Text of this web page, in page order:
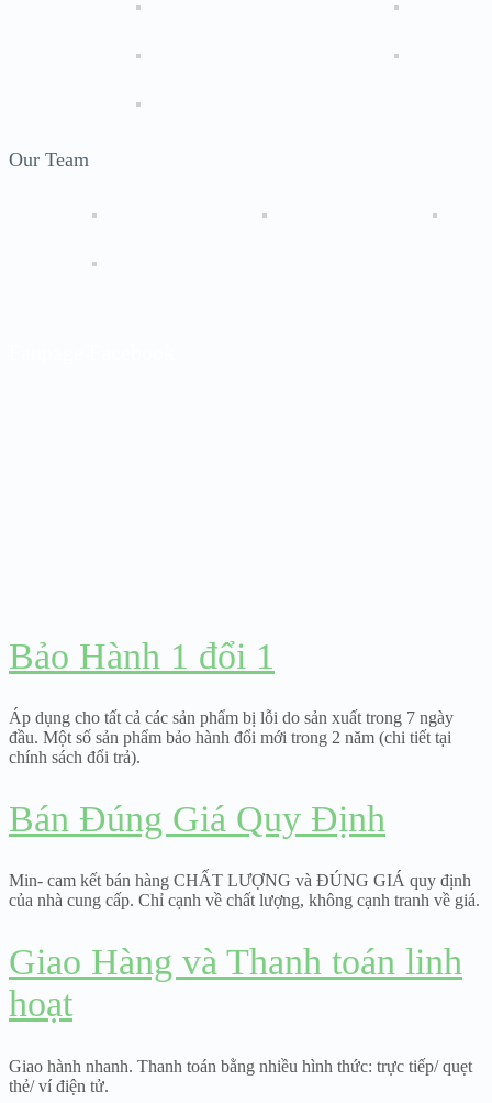
Our Team
Bảo Hành 1 đổi 1
Áp dụng cho tất cả các sản phẩm bị lỗi do sản xuất trong 7 ngày
đầu. Một số sản phẩm bảo hành đổi mới trong 2 năm (chi tiết tại
chính sách đổi trả).
Bán Đúng Giá Quy Định
Min- cam kết bán hàng CHẤT LƯỢNG và ĐÚNG GIÁ quy định
của nhà cung cấp. Chỉ cạnh về chất lượng, không cạnh tranh về giá.
Giao Hàng và Thanh toán linh
hoạt
Giao hành nhanh. Thanh toán bằng nhiều hình thức: trực tiếp/ quẹt
thẻ/ ví điện tử.